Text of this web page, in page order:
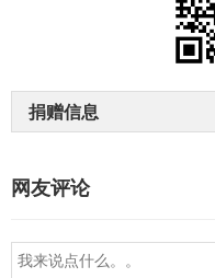
捐赠信息
网友评论